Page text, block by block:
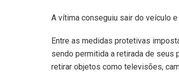
A vítima conseguiu sair do veículo
Entre as medidas protetivas
sendo permitida a retirada de seus
retirar objetos como televisões,